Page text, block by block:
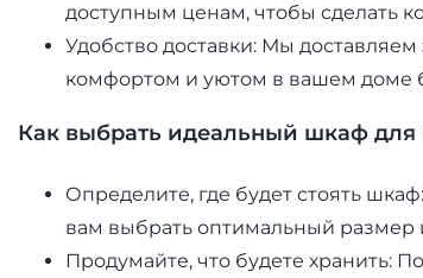
доступным ценам, чтобы сделать
Удобство доставки: Мы
комфортом и уютом в вашем доме
Как выбрать идеальный шкаф для
Определите, где будет стоять
вам выбрать оптимальный размер
Продумайте, что будете хранить: